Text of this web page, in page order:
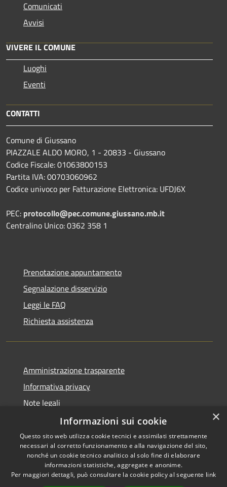
Comunicati
Avvisi
VIVERE IL COMUNE
Luoghi
Eventi
CONTATTI
Comune di Giussano
PIAZZALE ALDO MORO, 1 - 20833 - Giussano
Codice Fiscale: 01063800153
Partita IVA: 00703060962
Codice univoco per Fatturazione Elettronica: UFDJ6X
PEC: protocollo@pec.comune.giussano.mb.it
Centralino Unico: 0362 358 1
Prenotazione appuntamento
Segnalazione disservizio
Leggi le FAQ
Richiesta assistenza
Amministrazione trasparente
Informativa privacy
Note legali
Dichiarazione di accessibilità
RSS
Accessibilità
Copyright © 2026 • Comune di
Giussano • Powered by
×
Informazioni sui cookie
Questo sito web utilizza cookie tecnici e assimilati strettamente
necessari al corretto funzionamento e alla navigazione del sito,
nonché un cookie tecnico analitico al solo fine di elaborare
informazioni statistiche, aggregate e anonime.
Per maggiori dettagli, può consultare la cookie policy al seguente link